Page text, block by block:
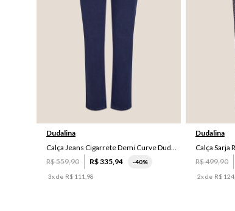
38
Dudalina
Calça Jeans Cigarrete Demi Curve Dudalina Feminina
R$559,90 R$335 94 -40%
3x de R$ 111 98
Dudalina
R$499,90
2x de R$ 124,